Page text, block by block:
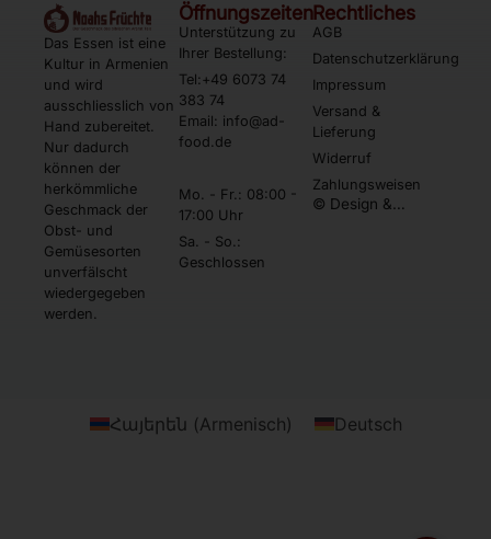
Das Essen ist eine
Kultur in Armenien
und wird
ausschliesslich von
Hand zubereitet.
Nur dadurch
können der
herkömmliche
Geschmack der
Obst- und
Gemüsesorten
unverfälscht
wiedergegeben
werden.
Öffnungszeiten
Unterstützung zu
Ihrer Bestellung:
Tel:+49 6073 74
383 74
Email: info@ad-
food.de
Mo. - Fr.: 08:00 -
17:00 Uhr
Sa. - So.:
Geschlossen
Rechtliches
AGB
Datenschutzerklärung
Impressum
Versand &
Lieferung
Widerruf
Zahlungsweisen
© Design &
Հայերեն (Armenisch) Deutsch